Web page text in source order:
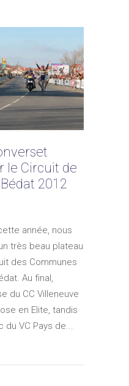
le Circuit de
2012
année, nous
très beau plateau
des Communes
Au final,
du CC Villeneuve
en Elite, tandis
du VC Pays de...